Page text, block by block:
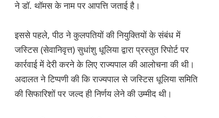
ने डॉ. थॉमस के नाम पर आपत्ति जताई है।
इससे पहले, पीठ ने कुलपतियों की नियुक्तियों के संबंध में
जस्टिस (सेवानिवृत्त) सुधांशु धूलिया द्वारा प्रस्तुत रिपोर्ट पर
कार्रवाई में देरी करने के लिए राज्यपाल की आलोचना की थी।
अदालत ने टिप्पणी की कि राज्यपाल से जस्टिस धूलिया समिति
की सिफारिशों पर जल्द ही निर्णय लेने की उम्मीद थी।